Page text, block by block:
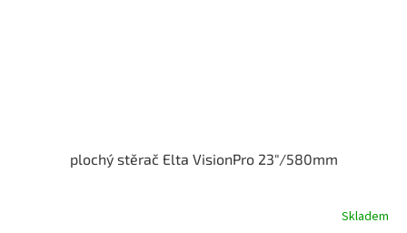
plochý stěrač Elta VisionPro 23"/580mm
Skladem